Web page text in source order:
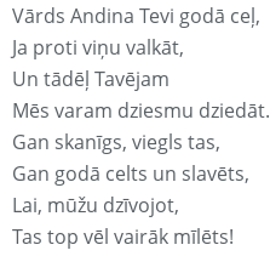
Vārds Andina Tevi godā ceļ,
Ja proti viņu valkāt,
Un tādēļ Tavējam
Mēs varam dziesmu dziedāt.
Gan skanīgs, viegls tas,
Gan godā celts un slavēts,
Lai, mūžu dzīvojot,
Tas top vēl vairāk mīlēts!